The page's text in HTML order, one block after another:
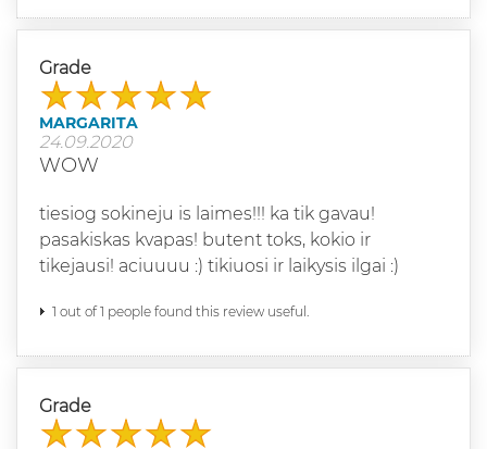
Grade
MARGARITA
24.09.2020
WOW
tiesiog sokineju is laimes!!! ka tik gavau!
pasakiskas kvapas! butent toks, kokio ir
tikejausi! aciuuuu :) tikiuosi ir laikysis ilgai :)
1 out of 1 people found this review useful.
Grade